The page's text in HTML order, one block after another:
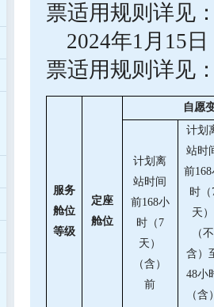
票适用规则详见
2024年1月15
票适用规则详见
服务
舱位
等级
定座
舱位
自愿
计划离
站时间
前168小
时（7
天）
（含）
前
计划
站时
前168
时（
天）
（不
含）
48小
（含